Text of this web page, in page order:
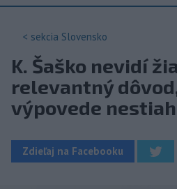
< sekcia Slovensko
K. Šaško nevidí
relevantný
výpovede
Zdieľaj na Facebooku